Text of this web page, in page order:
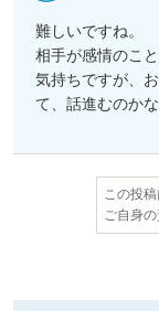
難しいですね。
相手が感情のこ
気持ちですが、
て、話進むのか
この投
ご自身